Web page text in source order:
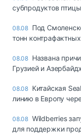
субпродуктов
08.08 Под
тонн
08.08 Названа
Грузией и
08.08 Китайская
линию в Европу
08.08 Wildberries
для поддержки